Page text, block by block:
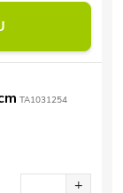
TA1031254